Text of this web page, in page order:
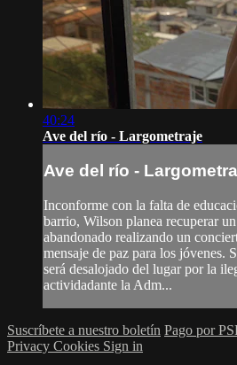
40:24
Ave del río - Largometraje
Ave del río -
Inconforme con la falta de
barrio, Wilson planea recuperar
abandonado realizando un
mensaje de paz para los jóvenes.
será desalojado del lugar por la
actividadante la Adm...
Suscríbete a nuestro boletín Pago por
Privacy Cookies Sign in